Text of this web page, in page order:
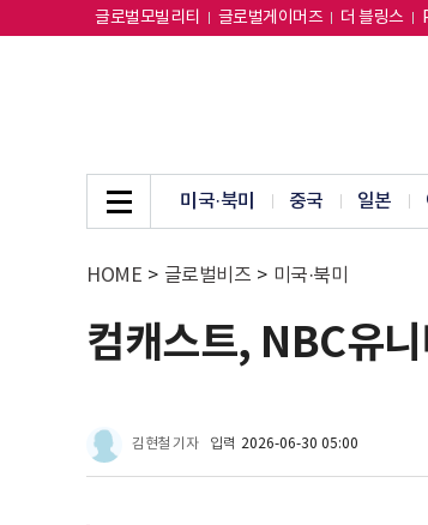
글로벌모빌리티 글로벌게이머즈 더 블링스
미국·북미 중국 일본
HOME > 글로벌비즈 > 미국·북미
컴캐스트, NBC유
김현철 기자 입력 2026-06-30 05:00